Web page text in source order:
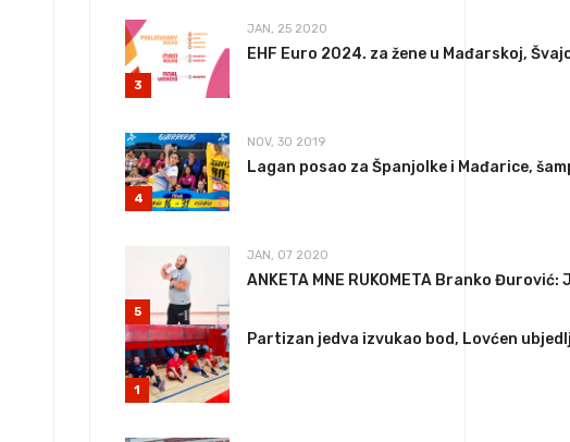
3
JAN, 25 2020
EHF Euro 2024. za žene u Mađarskoj,
4
NOV, 30 2019
Lagan posao za Španjolke i Mađarice,
5
JAN, 07 2020
ANKETA MNE RUKOMETA Branko
1
Partizan jedva izvukao bod, Lovćen